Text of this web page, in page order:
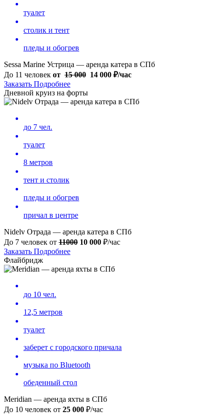
туалет
столик и тент
пледы и обогрев
Sessa Marine Устрица — аренда катера в СПб
До 11 человек от 15 000 14 000 ₽/час
Заказать Подробнее
Дневной круиз на форты
до 7 чел.
туалет
8 метров
тент и столик
пледы и обогрев
причал в центре
Nidelv Отрада — аренда катера в СПб
До 7 человек от 11000 10 000 ₽/час
Заказать Подробнее
Флайбридж
до 10 чел.
12,5 метров
туалет
заберет с городского причала
музыка по Bluetooth
обеденный стол
Meridian — аренда яхты в СПб
До 10 человек от 25 000 ₽/час